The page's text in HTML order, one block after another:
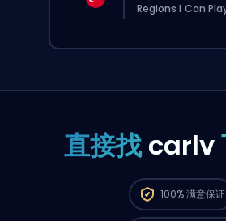
Regions I Can
直接找 carlv
100%满意保证
这个订单会自动分
时间可能会比你在